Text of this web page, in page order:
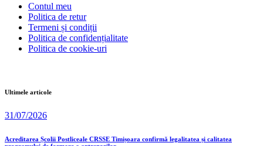
Contul meu
Politica de retur
Termeni și condiții
Politica de confidențialitate
Politica de cookie-uri
Ultimele articole
31/07/2026
Acreditarea Școlii Postliceale CRSSE Timișoara confirmă legalitatea și calitatea